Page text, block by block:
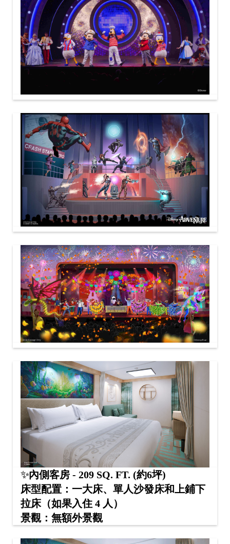
✨內側客房 - 209 SQ. FT. (約6坪)
床型配置：一大床、單人沙發床和上鋪下
拉床（如果入住 4 人）
景觀：無額外景觀